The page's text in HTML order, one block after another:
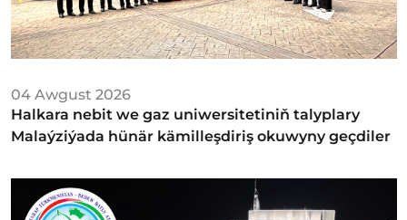
04 Awgust 2026
Halkara nebit we gaz uniwersitetiniň talyplary
Malaýziýada hünär kämilleşdiriş okuwyny geçdiler